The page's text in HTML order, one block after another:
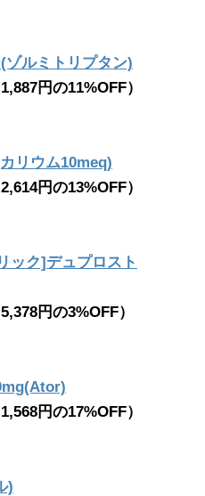
ゾルミトリプタン)
円の11%OFF）
リウム10meq)
円の13%OFF）
ック]デュプロスト
円の3%OFF）
円の17%OFF）
)